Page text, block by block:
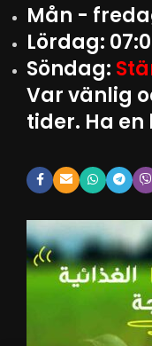
Mån -
Lördag:
Söndag:
Var vänlig
tider. Ha